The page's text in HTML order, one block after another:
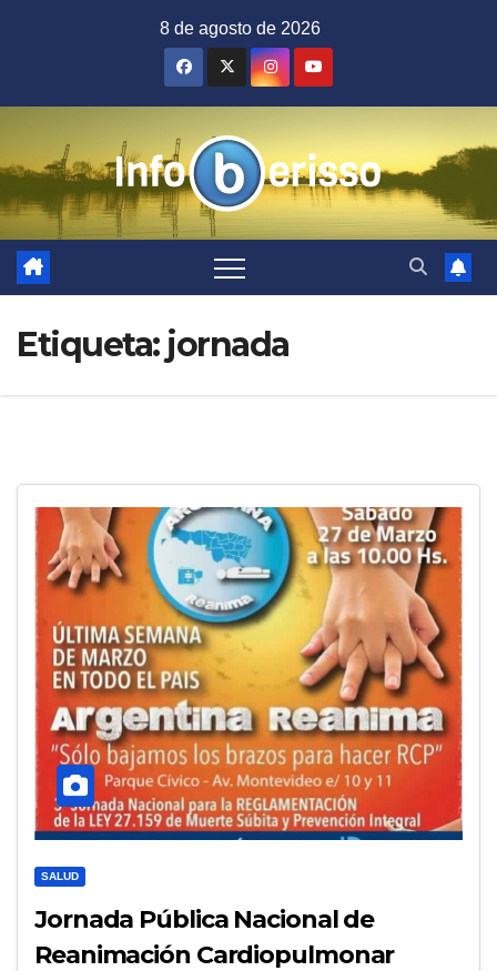
8 de agosto de 2026
Etiqueta: jornada
SALUD
Jornada Pública Nacional de
Reanimación Cardiopulmonar